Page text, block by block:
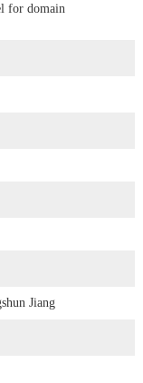
for domain
Jiang